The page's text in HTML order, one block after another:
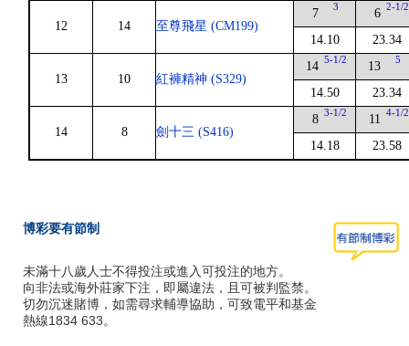
12 14 至尊飛星 (CM199)
7 3
14.10
6 2-1/2
23.34
13 10 紅褲精神 (S329)
14 5-1/2
14.50
13 5
23.34
14 8 劍十三 (S416)
8 3-1/2
14.18
11 4-1/2
23.58
博彩要有節制
未滿十八歲人士不得投注或進入可投注的地方。
向非法或海外莊家下注，即屬違法，且可被判監禁。
切勿沉迷賭博，如需尋求輔導協助，可致電平和基金
熱線1834 633。